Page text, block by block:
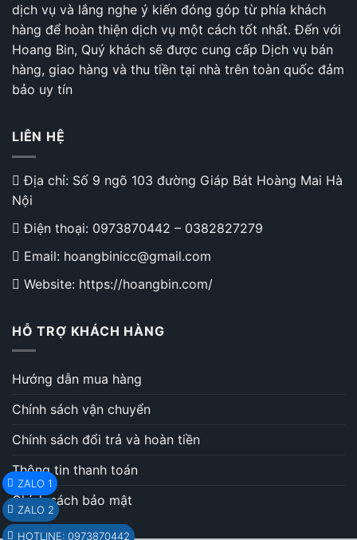
dịch vụ và lắng nghe ý kiến đóng góp từ phía khách
hàng để hoàn thiện dịch vụ một cách tốt nhất. Đến với
Hoang Bin, Quý khách sẽ được cung cấp Dịch vụ bán
hàng, giao hàng và thu tiền tại nhà trên toàn quốc đảm
bảo uy tín
LIÊN HỆ
Địa chỉ: Số 9 ngõ 103 đường Giáp Bát Hoàng Mai Hà
Nội
Điện thoại: 0973870442 – 0382827279
Email: hoangbinicc@gmail.com
Website: https://hoangbin.com/
HỖ TRỢ KHÁCH HÀNG
Hướng dẫn mua hàng
Chính sách vận chuyển
Chính sách đổi trả và hoàn tiền
Thông tin thanh toán
Chính sách bảo mật
ZALO 1
ZALO 2
HOTLINE: 0973870442